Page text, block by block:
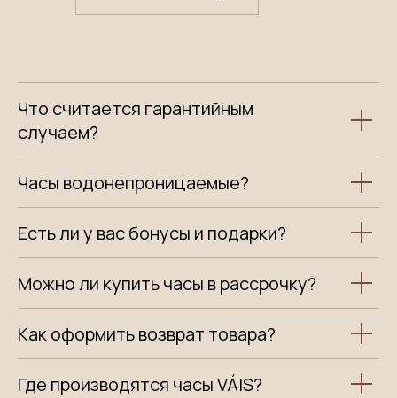
Что считается гарантийным
случаем?
Часы водонепроницаемые?
Есть ли у вас бонусы и подарки?
Можно ли купить часы в рассрочку?
Как оформить возврат товара?
Где производятся часы VÁIS?